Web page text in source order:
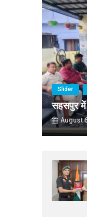
Slider
सहसपुर में
August